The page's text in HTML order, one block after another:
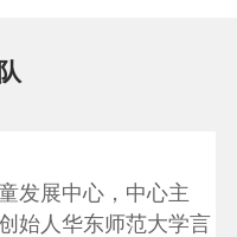
发展中心，中心主
始人华东师范大学言